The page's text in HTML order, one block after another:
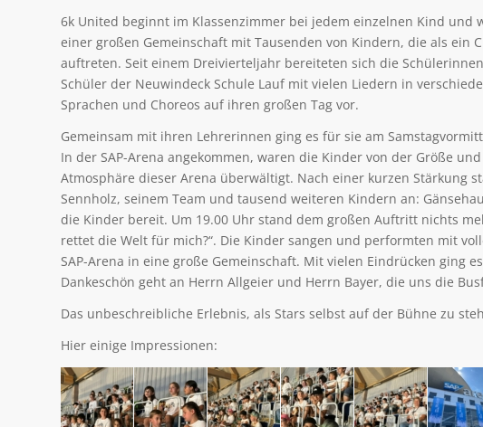
6k United beginnt im Klassenzimmer bei jedem einzelnen Kind und
einer großen Gemeinschaft mit Tausenden von Kindern, die als ein
auftreten. Seit einem Dreivierteljahr bereiteten sich die
Schüler der Neuwindeck Schule Lauf mit vielen Liedern in
Sprachen und Choreos auf ihren großen Tag vor.
Gemeinsam mit ihren Lehrerinnen ging es für sie am
In der SAP-Arena angekommen, waren die Kinder von der Größe
Atmosphäre dieser Arena überwältigt. Nach einer kurzen Stärkung
Sennholz, seinem Team und tausend weiteren Kindern an:
die Kinder bereit. Um 19.00 Uhr stand dem großen Auftritt nichts
rettet die Welt für mich?“. Die Kinder sangen und performten mit
SAP-Arena in eine große Gemeinschaft. Mit vielen Eindrücken ging
Dankeschön geht an Herrn Allgeier und Herrn Bayer, die uns die
Das unbeschreibliche Erlebnis, als Stars selbst auf der Bühne zu
Hier einige Impressionen: